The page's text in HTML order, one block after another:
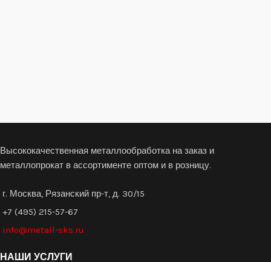
Высококачественная металлообработка на заказ и
металлопрокат в ассортименте оптом и в розницу.
г. Москва, Рязанский пр-т, д. 30/15
+7 (495) 215-57-67
info@metall-sks.ru
НАШИ УСЛУГИ